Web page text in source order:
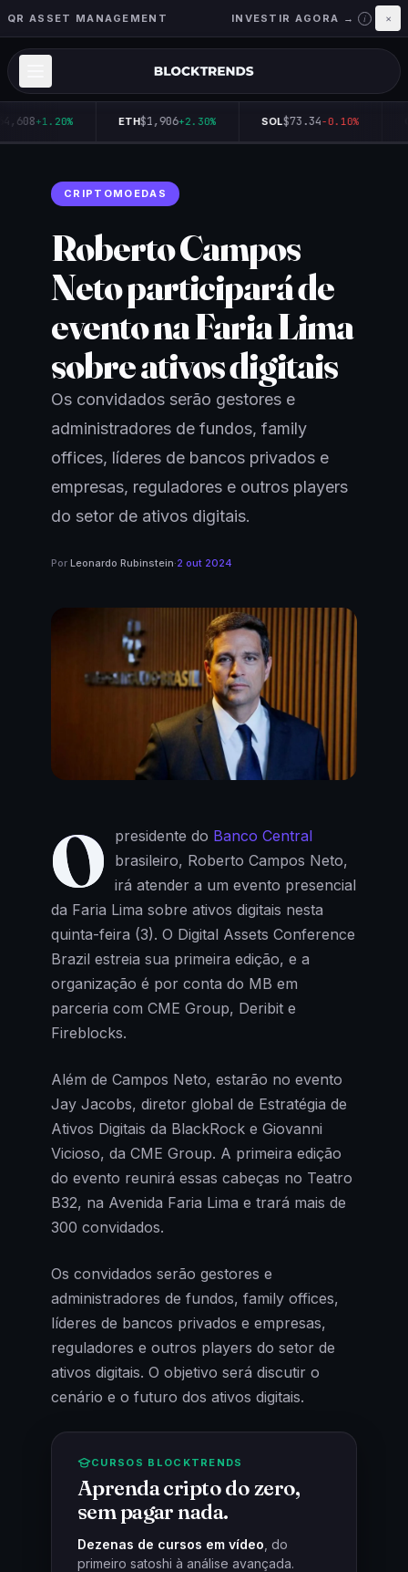
QR ASSET MANAGEMENT INVESTIR AGORA → i ×
+1.20% ETH$1,906+2.30% SOL$73.34-0.10%
CRIPTOMOEDAS
Roberto Campos
Neto participará de
evento na Faria Lima
sobre ativos digitais
Os convidados serão gestores e
administradores de fundos, family
offices, líderes de bancos privados e
empresas, reguladores e outros players
do setor de ativos digitais.
Por Leonardo Rubinstein·2 out 2024
O presidente do Banco Central
brasileiro, Roberto Campos Neto,
irá atender a um evento presencial
da Faria Lima sobre ativos digitais nesta
quinta-feira (3). O Digital Assets Conference
Brazil estreia sua primeira edição, e a
organização é por conta do MB em
parceria com CME Group, Deribit e
Fireblocks.
Além de Campos Neto, estarão no evento
Jay Jacobs, diretor global de Estratégia de
Ativos Digitais da BlackRock e Giovanni
Vicioso, da CME Group. A primeira edição
do evento reunirá essas cabeças no Teatro
B32, na Avenida Faria Lima e trará mais de
300 convidados.
Os convidados serão gestores e
administradores de fundos, family offices,
líderes de bancos privados e empresas,
reguladores e outros players do setor de
ativos digitais. O objetivo será discutir o
cenário e o futuro dos ativos digitais.
CURSOS BLOCKTRENDS
Aprenda cripto do zero,
sem pagar nada.
Dezenas de cursos em vídeo , do
primeiro satoshi à análise avançada.